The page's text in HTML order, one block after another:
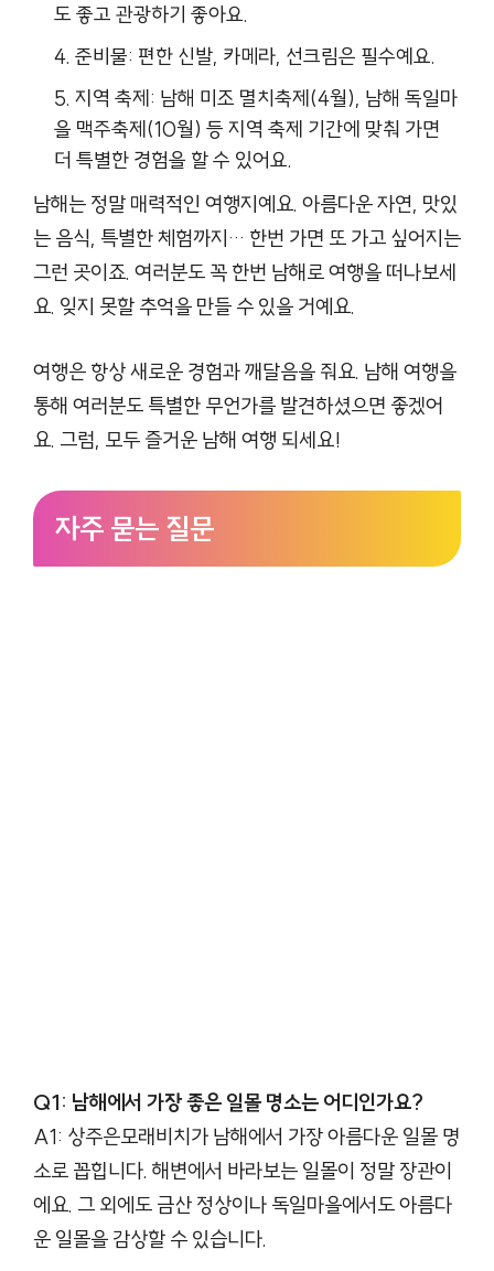
도 좋고 관광하기 좋아요.
준비물: 편한 신발, 카메라, 선크림은 필수예요.
지역 축제: 남해 미조 멸치축제(4월), 남해 독일마
을 맥주축제(10월) 등 지역 축제 기간에 맞춰 가면
더 특별한 경험을 할 수 있어요.
남해는 정말 매력적인 여행지예요. 아름다운 자연, 맛있
는 음식, 특별한 체험까지… 한번 가면 또 가고 싶어지는
그런 곳이죠. 여러분도 꼭 한번 남해로 여행을 떠나보세
요. 잊지 못할 추억을 만들 수 있을 거예요.
여행은 항상 새로운 경험과 깨달음을 줘요. 남해 여행을
통해 여러분도 특별한 무언가를 발견하셨으면 좋겠어
요. 그럼, 모두 즐거운 남해 여행 되세요!
자주 묻는 질문
Q1: 남해에서 가장 좋은 일몰 명소는 어디인가요?
A1: 상주은모래비치가 남해에서 가장 아름다운 일몰 명
소로 꼽힙니다. 해변에서 바라보는 일몰이 정말 장관이
에요. 그 외에도 금산 정상이나 독일마을에서도 아름다
운 일몰을 감상할 수 있습니다.